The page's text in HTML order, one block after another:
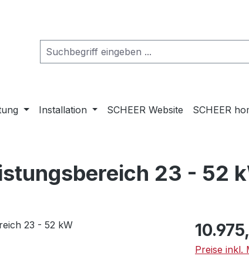
Installation SCHEER Website SCHEER
23 - 52
Regulärer
Preise inkl.